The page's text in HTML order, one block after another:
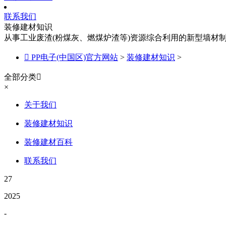
联系我们
装修建材知识
从事工业废渣(粉煤灰、燃煤炉渣等)资源综合利用的新型墙材
 PP电子(中国区)官方网站 > 装修建材知识 >
全部分类
×
关于我们
装修建材知识
装修建材百科
联系我们
27
2025
-